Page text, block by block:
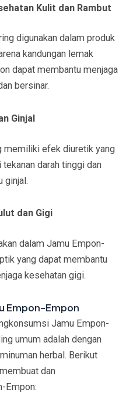
Kulit dan Rambut
digunakan dalam produk
kandungan lemak
dapat membantu menjaga
bersinar.
Ginjal
memiliki efek diuretik yang
darah tinggi dan
ginjal.
dan Gigi
dalam Jamu Empon-
yang dapat membantu
kesehatan gigi.
Empon-Empon
Jamu Empon-
umum adalah dengan
herbal. Berikut
dan
Empon: